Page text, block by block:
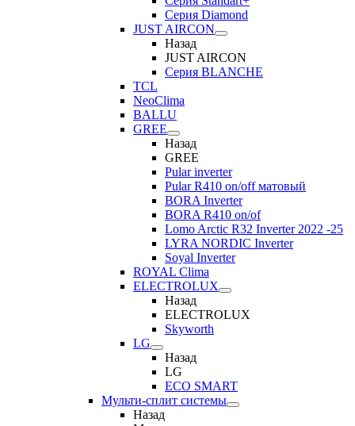
Серия Diamond
JUST AIRCON
Назад
JUST AIRCON
Серия BLANCHE
TCL
NeoClima
BALLU
GREE
Назад
GREE
Pular inverter
Pular R410 on/off матовый
BORA Inverter
BORA R410 on/of
Lomo Arctic R32 Inverter 2022 -25
LYRA NORDIC Inverter
Soyal Inverter
ROYAL Clima
ELECTROLUX
Назад
ELECTROLUX
Skyworth
LG
Назад
LG
ECO SMART
Мульти-сплит системы
Назад